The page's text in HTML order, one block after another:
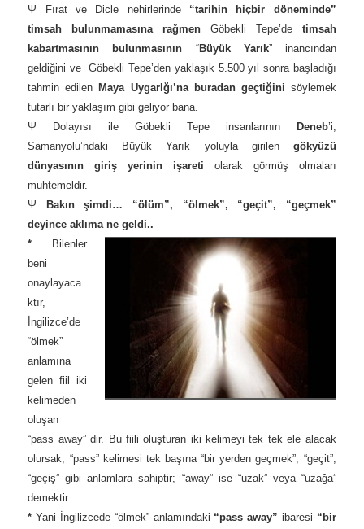
Ψ Fırat ve Dicle nehirlerinde “tarihin hiçbir döneminde”
timsah bulunmamasına rağmen Göbekli Tepe’de timsah
kabartmasının bulunmasının “Büyük Yarık” inancından
geldiğini ve Göbekli Tepe’den yaklaşık 5.500 yıl sonra başladığı
tahmin edilenMaya Uygarlğı’na buradan geçtiğini söylemek
tutarlı bir yaklaşım gibi geliyor bana.
Ψ Dolayısı ile Göbekli Tepe insanlarının Deneb’i,
Samanyolu’ndaki Büyük Yarık yoluyla girilen gökyüzü
dünyasının giriş yerinin işareti olarak görmüş olmaları
muhtemeldir.
Ψ Bakın şimdi… “ölüm”, “ölmek”, “geçit”, “geçmek”
deyince aklıma ne geldi..
* Bilenler
beni
onaylayaca
ktır,
İngilizce’de
“ölmek”
anlamına
gelen fiil iki
kelimeden
oluşan
“pass away” dir. Bu fiili oluşturan iki kelimeyi tek tek ele alacak
olursak; “pass” kelimesi tek başına “bir yerden geçmek”, “geçit”,
“geçiş” gibi anlamlara sahiptir; “away” ise “uzak” veya “uzağa”
demektir.
*Yani İngilizcede “ölmek” anlamındaki “pass away” ibaresi “bir